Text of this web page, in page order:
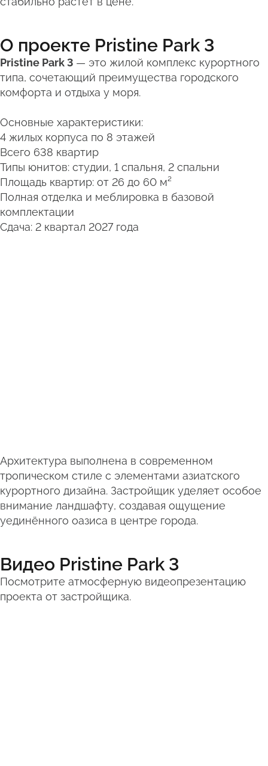
О проекте Pristine Park 3
Pristine Park 3 — это жилой комплекс курортного
типа, сочетающий преимущества городского
комфорта и отдыха у моря.
Основные характеристики:
4 жилых корпуса по 8 этажей
Всего 638 квартир
Типы юнитов: студии, 1 спальня, 2 спальни
Площадь квартир: от 26 до 60 м²
Полная отделка и меблировка в базовой
комплектации
Сдача: 2 квартал 2027 года
Архитектура выполнена в современном
тропическом стиле с элементами азиатского
курортного дизайна. Застройщик уделяет особое
внимание ландшафту, создавая ощущение
уединённого оазиса в центре города.
Видео Pristine Park 3
Посмотрите атмосферную видеопрезентацию
проекта от застройщика.